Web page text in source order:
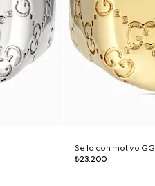
Sello con motivo GG
₺23.200